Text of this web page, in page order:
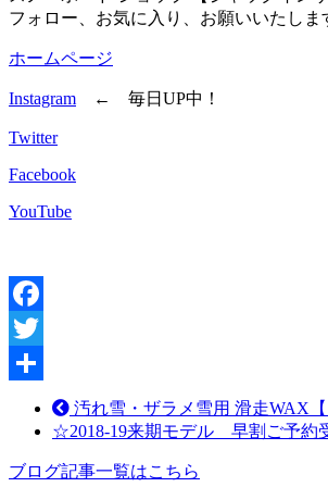
フォロー、お気に入り、お願いいたしま
ホームページ
Instagram ← 毎日UP中！
Twitter
Facebook
YouTube
Facebook
Twitter
汚れ雪・ザラメ雪用 滑走WAX
☆2018-19来期モデル 早割ご予約
ブログ記事一覧はこちら